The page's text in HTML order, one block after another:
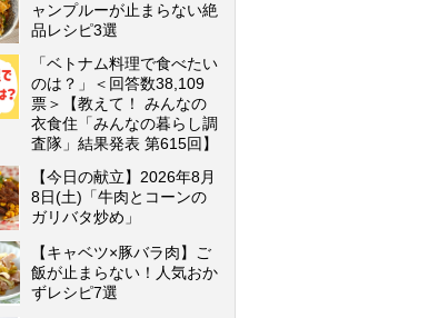
ャンプルーが止まらない絶
品レシピ3選
「ベトナム料理で食べたい
のは？」＜回答数38,109
票＞【教えて！ みんなの
衣食住「みんなの暮らし調
査隊」結果発表 第615回】
【今日の献立】2026年8月
8日(土)「牛肉とコーンの
ガリバタ炒め」
【キャベツ×豚バラ肉】ご
飯が止まらない！人気おか
ずレシピ7選